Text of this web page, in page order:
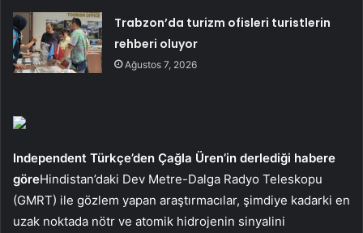
Trabzon’da turizm ofisleri turistlerin
rehberi oluyor
Ağustos 7, 2026
Independent Türkçe’den Çağla Üren’in derlediği habere
göreHindistan’daki Dev Metre-Dalga Radyo Teleskopu
(GMRT) ile gözlem yapan araştırmacılar, şimdiye kadarki en
uzak noktada nötr ve atomik hidrojenin sinyalini